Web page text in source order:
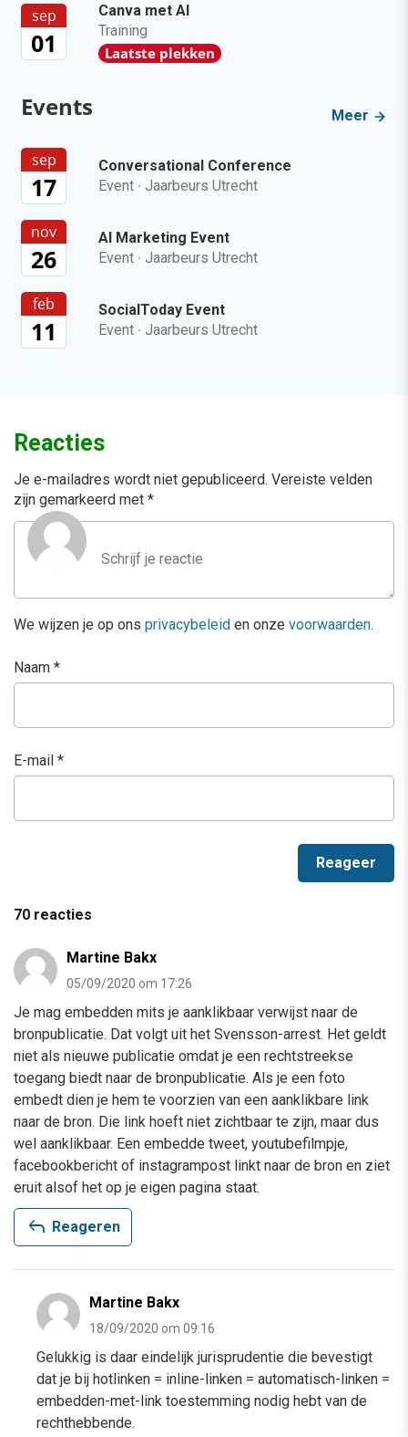
sep
01
Canva met AI
Training
Laatste plekken
Events Meer
sep
17
Conversational Conference
Event · Jaarbeurs Utrecht
nov
26
AI Marketing Event
Event · Jaarbeurs Utrecht
feb
11
SocialToday Event
Event · Jaarbeurs Utrecht
Reacties
Je e-mailadres wordt niet gepubliceerd. Vereiste velden
zijn gemarkeerd met *
We wijzen je op ons privacybeleid en onze voorwaarden.
Naam *
E-mail *
70 reacties
Martine Bakx
05/09/2020 om 17:26
Je mag embedden mits je aanklikbaar verwijst naar de
bronpublicatie. Dat volgt uit het Svensson-arrest. Het geldt
niet als nieuwe publicatie omdat je een rechtstreekse
toegang biedt naar de bronpublicatie. Als je een foto
embedt dien je hem te voorzien van een aanklikbare link
naar de bron. Die link hoeft niet zichtbaar te zijn, maar dus
wel aanklikbaar. Een embedde tweet, youtubefilmpje,
facebookbericht of instagrampost linkt naar de bron en ziet
eruit alsof het op je eigen pagina staat.
reply Reageren
Martine Bakx
18/09/2020 om 09:16
Gelukkig is daar eindelijk jurisprudentie die bevestigt
dat je bij hotlinken = inline-linken = automatisch-linken =
embedden-met-link toestemming nodig hebt van de
rechthebbende.